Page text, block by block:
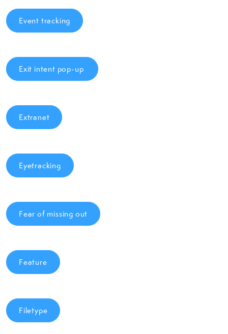
Event tracking
Exit intent pop-up
Extranet
Eyetracking
Fear of missing out
Feature
Filetype